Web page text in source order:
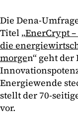
Die Dena-
Titel „EnerCrypt
die
morgen“ geht der
Energiewende
stellt der 70-
vor.